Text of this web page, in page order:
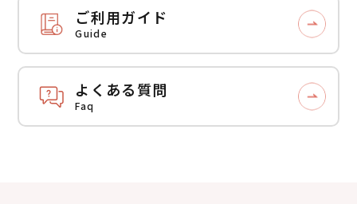
ご利用ガイド
Guide
よくある質問
Faq